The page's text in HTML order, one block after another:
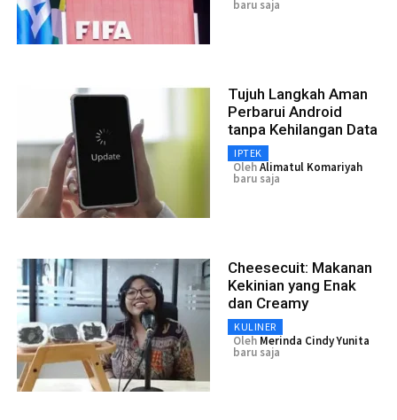
baru saja
Tujuh Langkah Aman
Perbarui Android
tanpa Kehilangan Data
IPTEK
OlehAlimatul Komariyah
baru saja
Cheesecuit: Makanan
Kekinian yang Enak
dan Creamy
KULINER
Oleh Merinda Cindy Yunita
baru saja